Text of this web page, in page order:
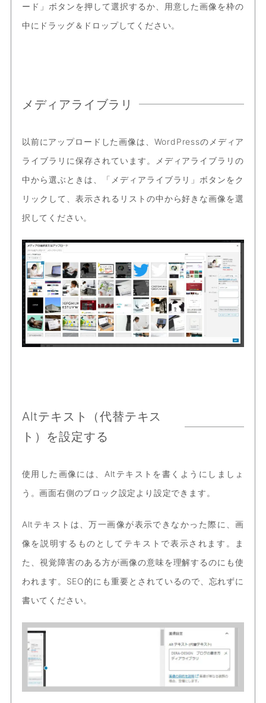
ード」ボタンを押して選択するか、用意した画像を枠の
中にドラッグ＆ドロップしてください。
メディアライブラリ
以前にアップロードした画像は、WordPressのメディア
ライブラリに保存されています。メディアライブラリの
中から選ぶときは、「メディアライブラリ」ボタンをク
リックして、表示されるリストの中から好きな画像を選
択してください。
Altテキスト（代替テキス
ト）を設定する
使用した画像には、Altテキストを書くようにしましょ
う。画面右側のブロック設定より設定できます。
Altテキストは、万一画像が表示できなかった際に、画
像を説明するものとしてテキストで表示されます。ま
た、視覚障害のある方が画像の意味を理解するのにも使
われます。SEO的にも重要とされているので、忘れずに
書いてください。